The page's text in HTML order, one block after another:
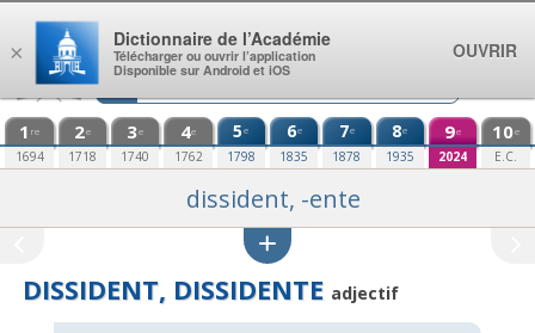
Aller au contenu
1 re
1694
2e
1718
3e
1740
4e
1762
5e
1798
6e
1835
7e
1878
8e
1935
9e
2024
10e
E.C.
dissident, -ente
DISSIDENT, DISSIDENTE adjectif
×
Dictionnaire de l’Académie
Télécharger ou ouvrir l’application
Disponible sur Android et iOS
OUVRIR